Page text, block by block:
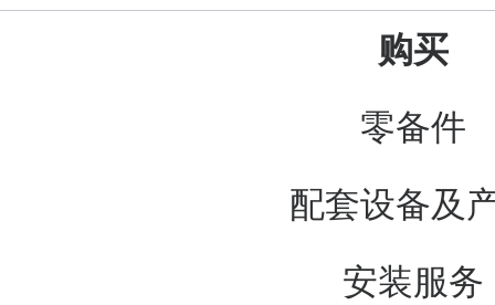
购买
零备件
配套设备及
安装服务